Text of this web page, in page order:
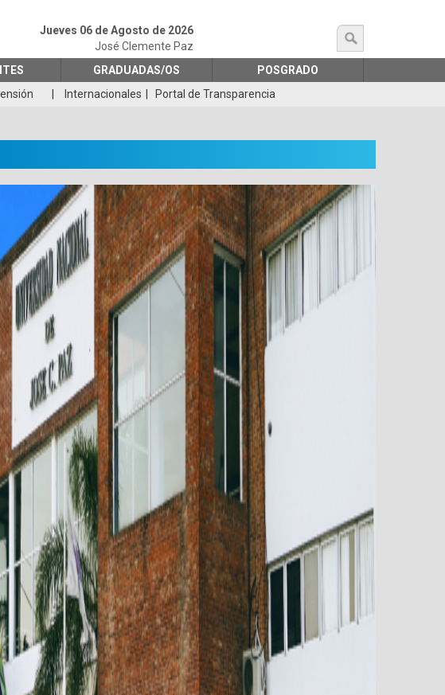
búsqueda
Jueves 06 de Agosto de 2026
José Clemente Paz
GRADUADAS/OS
POSGRADO
Internacionales Portal de Transparencia